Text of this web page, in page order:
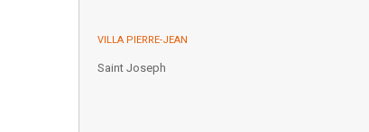
VILLA PIERRE-JEAN
Saint Joseph